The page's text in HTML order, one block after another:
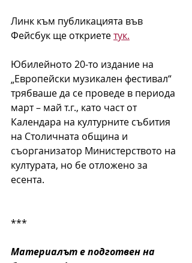
Линк към публикацията във
Фейсбук ще откриете тук.
Юбилейното 20-то издание на
„Европейски музикален фестивал“
трябваше да се проведе в периода
март – май т.г., като част от
Календара на културните събития
на Столичната община и
съорганизатор Министерството на
културата, но бе отложено за
есента.
***
Материалът е подготвен на